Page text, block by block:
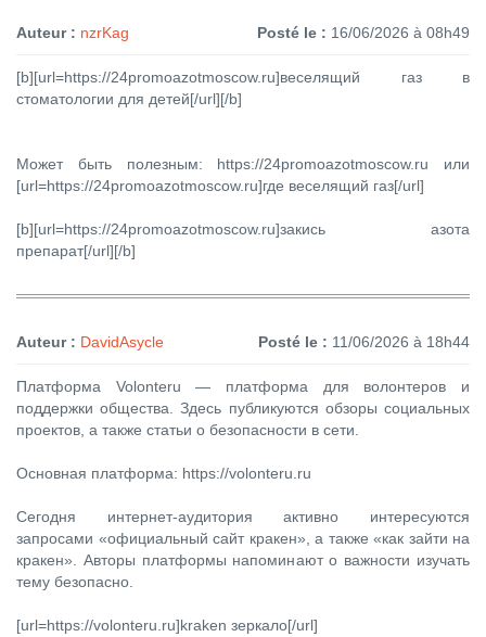
Auteur : nzrKag Posté le : 16/06/2026 à 08h49
[b][url=https://24promoazotmoscow.ru]веселящий газ в
стоматологии для детей[/url][/b]
Может быть полезным: https://24promoazotmoscow.ru или
[url=https://24promoazotmoscow.ru]где веселящий газ[/url]
[b][url=https://24promoazotmoscow.ru]закись азота
препарат[/url][/b]
Auteur : DavidAsycle Posté le : 11/06/2026 à 18h44
Платформа Volonteru — платформа для волонтеров и
поддержки общества. Здесь публикуются обзоры социальных
проектов, а также статьи о безопасности в сети.
Основная платформа: https://volonteru.ru
Сегодня интернет-аудитория активно интересуются
запросами «официальный сайт кракен», а также «как зайти на
кракен». Авторы платформы напоминают о важности изучать
тему безопасно.
[url=https://volonteru.ru]kraken зеркало[/url]